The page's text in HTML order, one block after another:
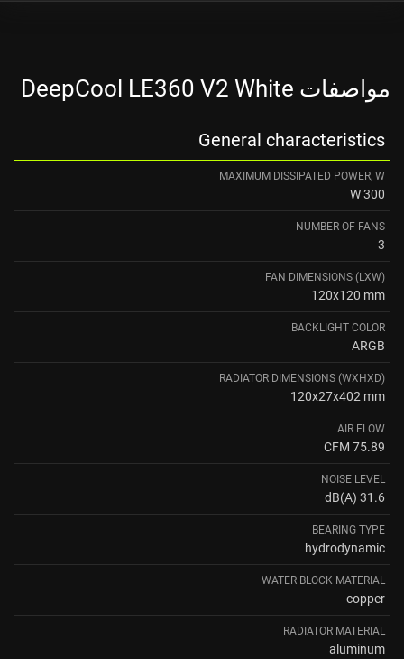
مواصفات DeepCool LE360 V2 White
General characteristics
MAXIMUM DISSIPATED POWER, W
300 W
NUMBER OF FANS
3
FAN DIMENSIONS (LXW)
120x120 mm
BACKLIGHT COLOR
ARGB
RADIATOR DIMENSIONS (WXHXD)
120x27x402 mm
AIR FLOW
75.89 CFM
NOISE LEVEL
31.6 dB(A)
BEARING TYPE
hydrodynamic
WATER BLOCK MATERIAL
copper
RADIATOR MATERIAL
aluminum